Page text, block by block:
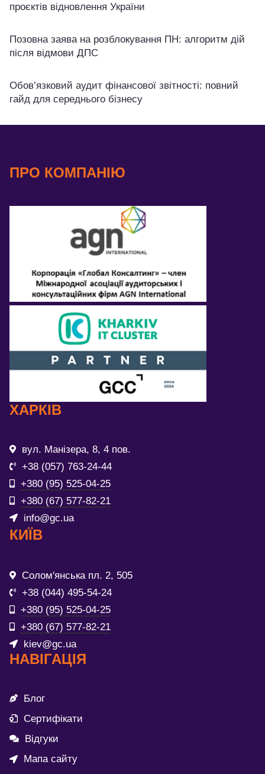
проєктів відновлення України
Позовна заява на розблокування ПН: алгоритм дій
після відмови ДПС
Обов’язковий аудит фінансової звітності: повний
гайд для середнього бізнесу
ПРО КОМПАНІЮ
ХАРКІВ
вул. Манізера, 8, 4 пов.
+38 (057) 763-24-44
+380 (95) 525-04-25
+380 (67) 577-82-21
info@gc.ua
КИЇВ
Солом'янська пл. 2, 505
+38 (044) 495-54-24
+380 (95) 525-04-25
+380 (67) 577-82-21
kiev@gc.ua
НАВІГАЦІЯ
Блог
Сертифікати
Відгуки
Мапа сайту